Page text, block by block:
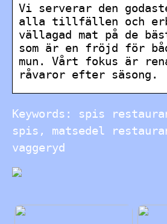
Vi serverar den
alla tillfällen och
vällagad mat på de
som är en fröjd för
mun. Vårt fokus är
råvaror efter säsong.
Keywords: spis
spis, matsedel
vaggeryd